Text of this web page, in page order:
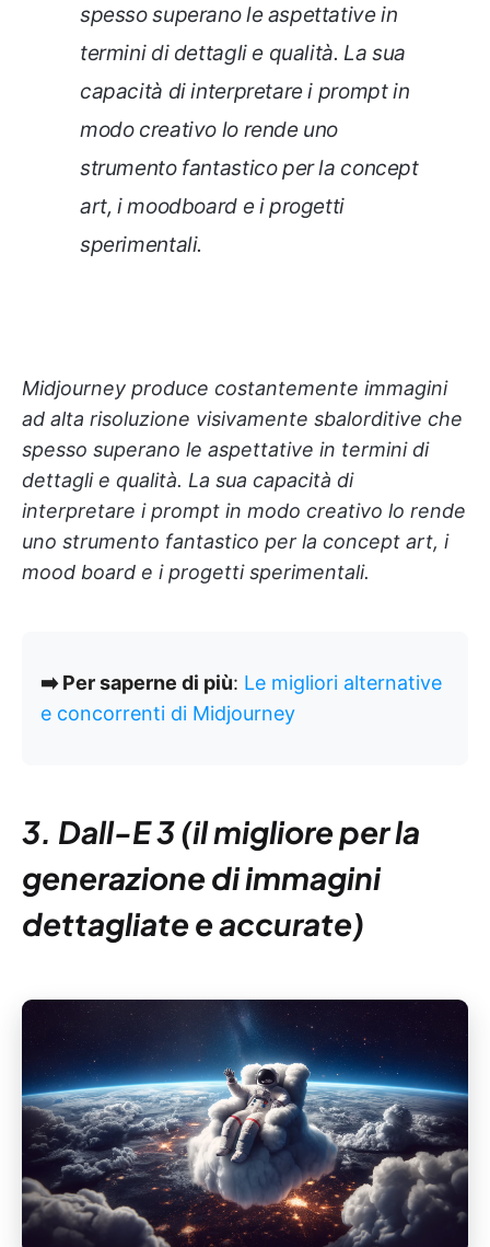
spesso superano le aspettative in
termini di dettagli e qualità. La sua
capacità di interpretare i prompt in
modo creativo lo rende uno
strumento fantastico per la concept
art, i moodboard e i progetti
sperimentali.
Midjourney produce costantemente immagini
ad alta risoluzione visivamente sbalorditive che
spesso superano le aspettative in termini di
dettagli e qualità. La sua capacità di
interpretare i prompt in modo creativo lo rende
uno strumento fantastico per la concept art, i
mood board e i progetti sperimentali.
➡️ Per saperne di più: Le migliori alternative
e concorrenti di Midjourney
3. Dall-E 3 (il migliore per la
generazione di immagini
dettagliate e accurate)